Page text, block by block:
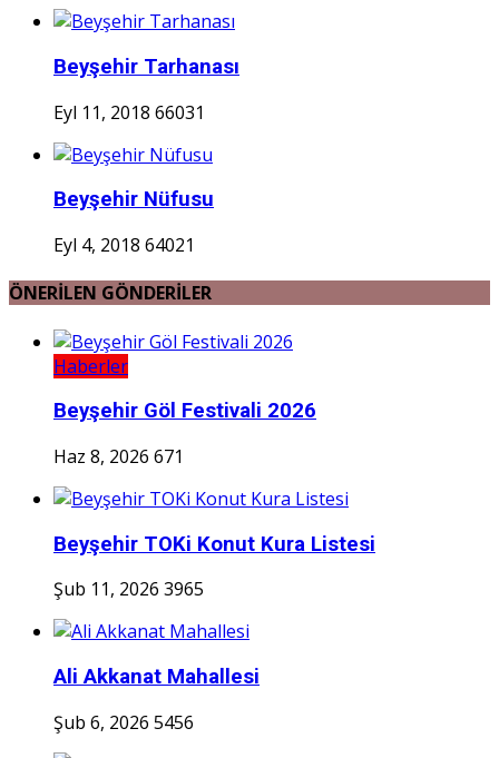
Beyşehir Tarhanası
Eyl 11, 2018 66031
Beyşehir Nüfusu
Eyl 4, 2018 64021
ÖNERİLEN GÖNDERİLER
Haberler
Beyşehir Göl Festivali 2026
Haz 8, 2026 671
Beyşehir TOKi Konut Kura Listesi
Şub 11, 2026 3965
Ali Akkanat Mahallesi
Şub 6, 2026 5456